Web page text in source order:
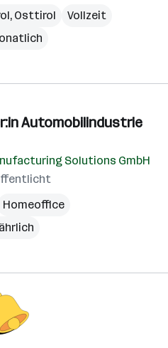
, Osttirol
Vollzeit
Automobilindustrie
Solutions GmbH
Homeoffice